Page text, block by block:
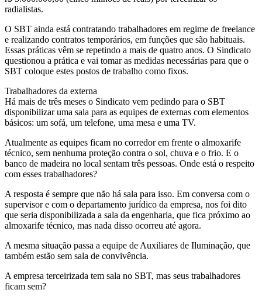
radialistas.
O SBT ainda está contratando trabalhadores em regime de freelance
e realizando contratos temporários, em funções que são habituais.
Essas práticas vêm se repetindo a mais de quatro anos. O Sindicato
questionou a prática e vai tomar as medidas necessárias para que o
SBT coloque estes postos de trabalho como fixos.
Trabalhadores da externa
Há mais de três meses o Sindicato vem pedindo para o SBT
disponibilizar uma sala para as equipes de externas com elementos
básicos: um sofá, um telefone, uma mesa e uma TV.
Atualmente as equipes ficam no corredor em frente o almoxarife
técnico, sem nenhuma proteção contra o sol, chuva e o frio. E o
banco de madeira no local sentam três pessoas. Onde está o respeito
com esses trabalhadores?
A resposta é sempre que não há sala para isso. Em conversa com o
supervisor e com o departamento jurídico da empresa, nos foi dito
que seria disponibilizada a sala da engenharia, que fica próximo ao
almoxarife técnico, mas nada disso ocorreu até agora.
A mesma situação passa a equipe de Auxiliares de Iluminação, que
também estão sem sala de convivência.
A empresa terceirizada tem sala no SBT, mas seus trabalhadores
ficam sem?